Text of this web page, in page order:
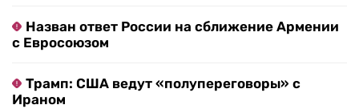
Назван ответ России на сближение Армении
с Евросоюзом
Трамп: США ведут «полупереговоры» с
Ираном